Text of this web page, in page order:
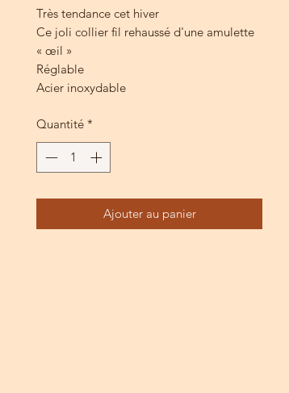
Très tendance cet hiver
Ce joli collier fil rehaussé d'une amulette
« œil »
Réglable
Acier inoxydable
Quantité *
Ajouter au panier